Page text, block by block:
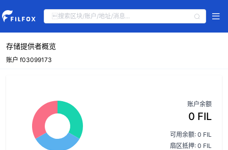
存储提供者概览
账户 f03099173
账户余额
0 FIL
可用余额: 0 FIL
扇区抵押: 0 FIL